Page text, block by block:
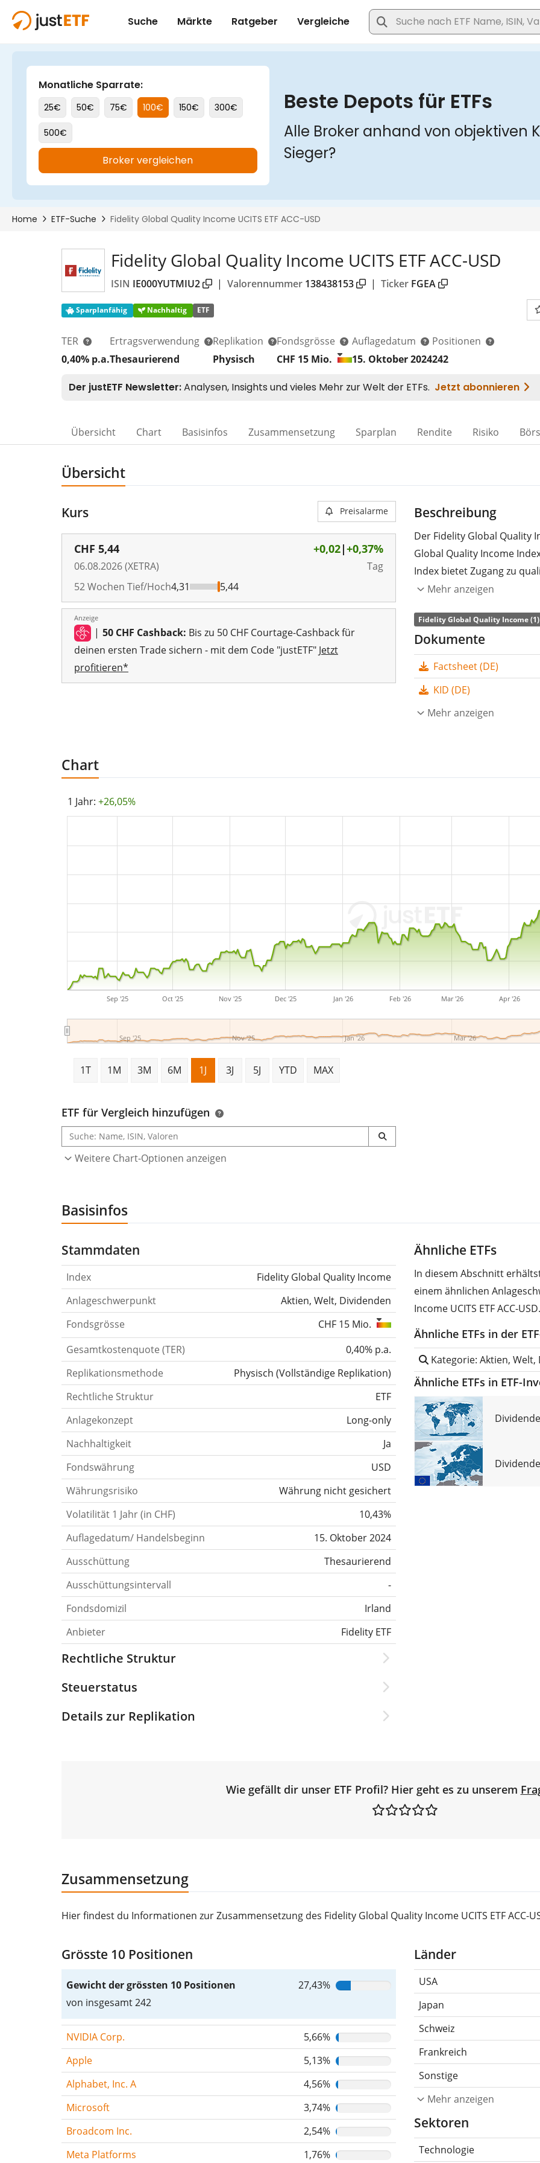
Fidelity Global Quality Income UCITS ETF ACC-USD
ISIN IE000YUTMIU2 | Valorennummer 138438153 | Ticker FGEA
Sparplanfähig Nachhaltig ETF
TER
0,40% p.a.
Ertragsverwendung
Thesaurierend
Replikation
Physisch
Fondsgrösse
CHF 15 Mio.
Auflagedatum
15. Oktober 2024
Positionen
242
Übersicht Chart Basisinfos Zusammensetzung Sparplan Rendite Risiko
Übersicht
Kurs Preisalarme
CHF 5,44
06.08.2026 (XETRA)
+0,02|+0,37%
Tag
52 Wochen Tief/Hoch4,31 5,44
Anzeige
| 50 CHF Cashback: Bis zu 50 CHF Courtage-Cashback für
deinen ersten Trade sichern - mit dem Code "justETF" Jetzt
profitieren*
Beschreibung
Der Fidelity Global Quality
Global Quality Income
Index bietet Zugang zu
Industrienationen, die
DieTER
Global Quality Income
Wertentwicklung des Index
Indexbestandteile) nach.
Mehr anzeigen
Fidelity Global Quality Income (1)
Dokumente
Factsheet (DE)
KID (DE)
Mehr anzeigen
Chart
1 Jahr: +26,05%
Sep '25 Oct '25 Nov '25 Dec '25 Jan '26 Feb '26 Mar '26 Apr '26
Sep '25 Nov '25 Jan '26 Mar '26
1T 1M 3M 6M 1J 3J 5J YTD MAX
ETF für Vergleich hinzufügen
Weitere Chart-Optionen anzeigen
Basisinfos
Stammdaten
Index
Fidelity Global Quality Income
Anlageschwerpunkt
Aktien, Welt, Dividenden
Fondsgrösse
CHF 15 Mio.
Gesamtkostenquote (TER)
0,40% p.a.
Replikationsmethode
Physisch (Vollständige Replikation)
Rechtliche Struktur
ETF
Anlagekonzept
Long-only
Nachhaltigkeit
Ja
Fondswährung
USD
Währungsrisiko
Währung nicht gesichert
Volatilität 1 Jahr (in CHF)
10,43%
Auflagedatum/ Handelsbeginn
15. Oktober 2024
Ausschüttung
Thesaurierend
Ausschüttungsintervall
-
Fondsdomizil
Irland
Anbieter
Fidelity ETF
Rechtliche Struktur
Steuerstatus
Details zur Replikation
Ähnliche ETFs
In diesem Abschnitt
einem ähnlichen
Income UCITS ETF ACC-USD.
Ähnliche ETFs in der
Kategorie: Aktien, Welt,
Ähnliche ETFs in ETF-
Wie gefällt dir unser ETF Profil? Hier geht es zu unserem
Zusammensetzung
Hier findest du Informationen zur Zusammensetzung des Fidelity Global Quality Income UCITS ETF ACC-
Grösste 10 Positionen
Gewicht der grössten 10 Positionen
von insgesamt 242
27,43%
NVIDIA Corp.
5,66%
Apple
5,13%
Alphabet, Inc. A
4,56%
Microsoft
3,74%
Broadcom Inc.
2,54%
Meta Platforms
1,76%
Länder
USA
Japan
Schweiz
Frankreich
Sonstige
Mehr anzeigen
Sektoren
Technologie